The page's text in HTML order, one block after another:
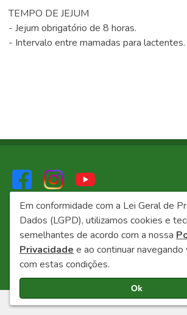
TEMPO DE JEJUM
- Jejum obrigatório de 8 horas.
- Intervalo entre mamadas para lactentes.
2026 © EXAME LABORATÓRIO DE
- v5.1.0 7ab2563
Política de Privacidade
Em conformidade com a Lei Geral de
Dados (LGPD), utilizamos cookies e
semelhantes de acordo com a nossa
Privacidade e ao continuar navegando
com estas condições.
Ok